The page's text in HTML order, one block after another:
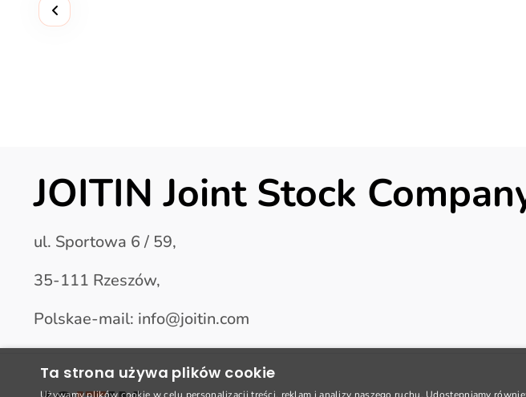
JOITIN Joint Stock
ul. Sportowa 6 / 59,
35-111 Rzeszów,
Polskae-mail: info@joitin.com
Ta strona używa plików cookie